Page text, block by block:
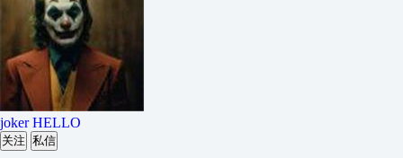
joker HELLO
关注 私信